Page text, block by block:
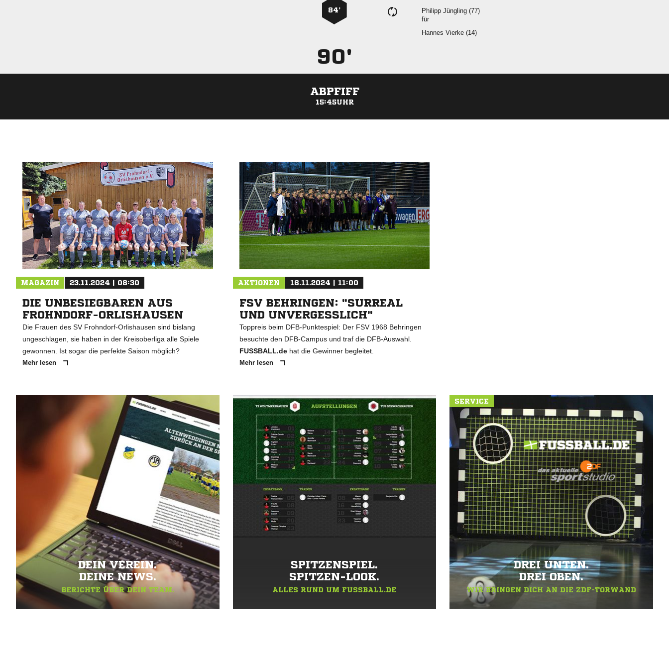
84’
  
für
  
90'
ABPFIFF
15:45UHR
MAGAZIN 23.11.2024 | 08:30
DIE UNBESIEGBAREN AUS
FROHNDORF-ORLISHAUSEN
Die Frauen des SV Frohndorf-Orlishausen sind bislang
ungeschlagen, sie haben in der Kreisoberliga alle Spiele
gewonnen. Ist sogar die perfekte Saison möglich?
Mehr lesen
AKTIONEN 16.11.2024 | 11:00
FSV BEHRINGEN: "SURREAL
UND UNVERGESSLICH"
Toppreis beim DFB-Punktespiel: Der FSV 1968 Behringen
besuchte den DFB-Campus und traf die DFB-Auswahl.
FUSSBALL.dehat die Gewinner begleitet.
Mehr lesen
DEIN VEREIN.
DEINE NEWS.
BERICHTE ÜBER DEIN TEAM.
SPITZENSPIEL.
SPITZEN-LOOK.
ALLES RUND UM FUSSBALL.DE
SERVICE
DREI UNTEN.
DREI OBEN.
WIR BRINGEN DICH AN DIE ZDF-TORWAND